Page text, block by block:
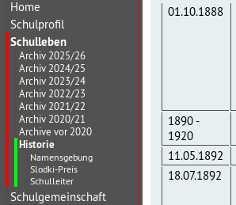
Home
Schulprofil
Schulleben
Archiv 2025/26
Archiv 2024/25
Archiv 2023/24
Archiv 2022/23
Archiv 2021/22
Archiv 2020/21
Archive vor 2020
Historie
Namensgebung
Slodki-Preis
Schulleiter
Schulgemeinschaft
01.10.1888
1890 -
1920
11.05.1892
18.07.1892